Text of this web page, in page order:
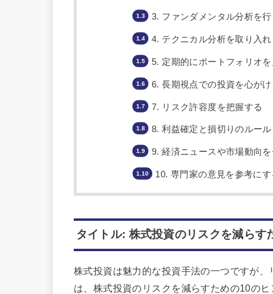
3. ファンダメンタル分析を行
4. テクニカル分析を取り入れ
5. 定期的にポートフォリオ
6. 長期視点での投資を心がけ
7. リスク許容度を把握する
8. 利益確定と損切りのルール
9. 経済ニュースや市場動向
10. 専門家の意見を参考にす
タイトル: 株式投資のリスクを減らす
株式投資は魅力的な投資手法の一つですが
は、株式投資のリスクを減らすための10の